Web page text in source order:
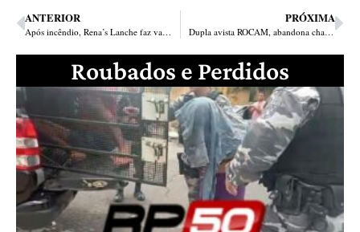
ANTERIOR
Após incêndio, Rena’s Lanche faz vakinha na internet para revitalizar lanchonete em Teresina
PRÓXIMA
Dupla avista ROCAM, abandona chassi de moto ‘depenada’ e acaba presa na zona Leste
Roubados e Perdidos